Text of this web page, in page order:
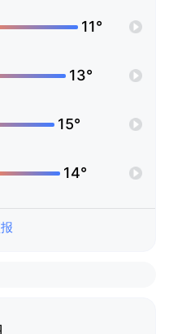
11°
13°
15°
14°